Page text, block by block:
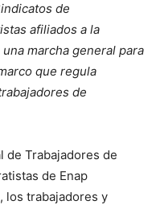
de
afiliados a la
marcha general para
que regula
de
de Trabajadores de
de Enap
los trabajadores y